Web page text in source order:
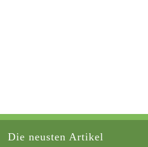
Die neusten Artikel